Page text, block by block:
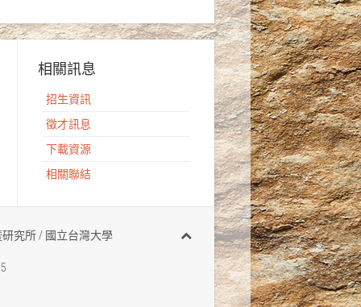
相關訊息
招生資訊
徵才訊息
下載資源
相關聯結
研究所 / 國立台灣大學